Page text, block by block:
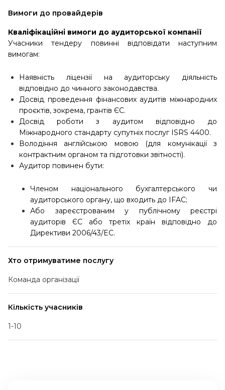
Вимоги до провайдерів
Кваліфікаційні вимоги до аудиторської компанії
Учасники тендеру повинні відповідати наступним
вимогам:
Наявність ліцензії на аудиторську діяльність
відповідно до чинного законодавства.
Досвід проведення фінансових аудитів міжнародних
проєктів, зокрема, грантів ЄС.
Досвід роботи з аудитом відповідно до
Міжнародного стандарту супутніх послуг ISRS 4400.
Володіння англійською мовою (для комунікації з
контрактним органом та підготовки звітності).
Аудитор повинен бути:
Членом національного бухгалтерського чи
аудиторського органу, що входить до IFAC;
Або зареєстрованим у публічному реєстрі
аудиторів ЄС або третіх країн відповідно до
Директиви 2006/43/EC.
Хто отримуватиме послугу
Команда організації
Кількість учасників
1-10